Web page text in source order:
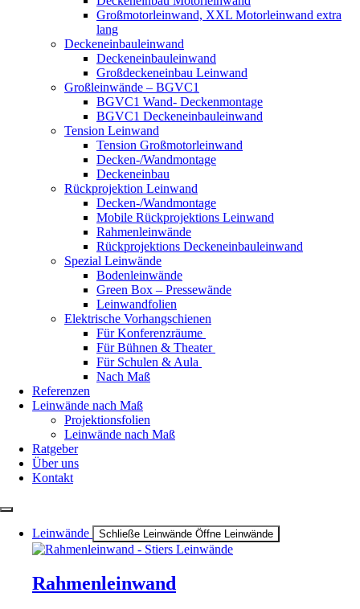
Großmotorleinwand, XXL Motorleinwand extra
lang
Deckeneinbauleinwand
Deckeneinbauleinwand
Großdeckeneinbau Leinwand
Großleinwände – BGVC1
BGVC1 Wand- Deckenmontage
BGVC1 Deckeneinbauleinwand
Tension Leinwand
Tension Großmotorleinwand
Decken-/Wandmontage
Deckeneinbau
Rückprojektion Leinwand
Decken-/Wandmontage
Mobile Rückprojektions Leinwand
Rahmenleinwände
Rückprojektions Deckeneinbauleinwand
Spezial Leinwände
Bodenleinwände
Green Box – Pressewände
Leinwandfolien
Elektrische Vorhangschienen
Für Konferenzräume
Für Bühnen & Theater
Für Schulen & Aula
Nach Maß
Referenzen
Leinwände nach Maß
Projektionsfolien
Leinwände nach Maß
Ratgeber
Über uns
Kontakt
Leinwände Schließe Leinwände Öffne Leinwände
Rahmenleinwand